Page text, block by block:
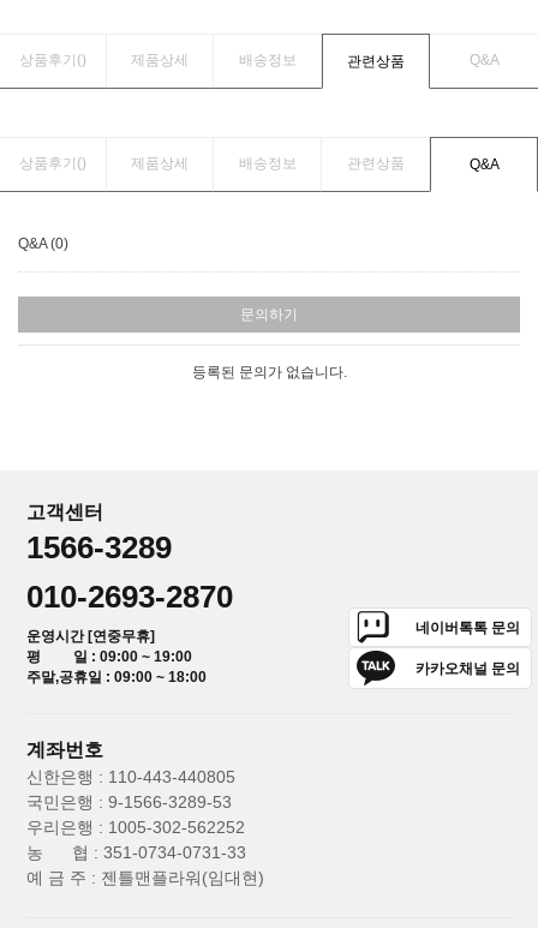
상품후기() 제품상세 배송정보 관련상품 Q&A
상품후기() 제품상세 배송정보 관련상품 Q&A
Q&A (0)
문의하기
등록된 문의가 없습니다.
고객센터
1566-3289
010-2693-2870
운영시간 [연중무휴]
평 일 : 09:00 ~ 19:00
주말,공휴일 : 09:00 ~ 18:00
네이버톡톡 문의
카카오채널 문의
계좌번호
신한은행 : 110-443-440805
국민은행 : 9-1566-3289-53
우리은행 : 1005-302-562252
농 협 : 351-0734-0731-33
예 금 주 : 젠틀맨플라워(임대현)